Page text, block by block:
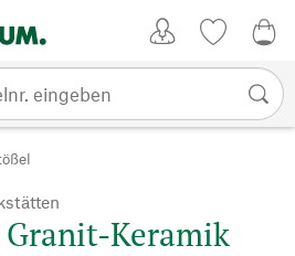
Keramik